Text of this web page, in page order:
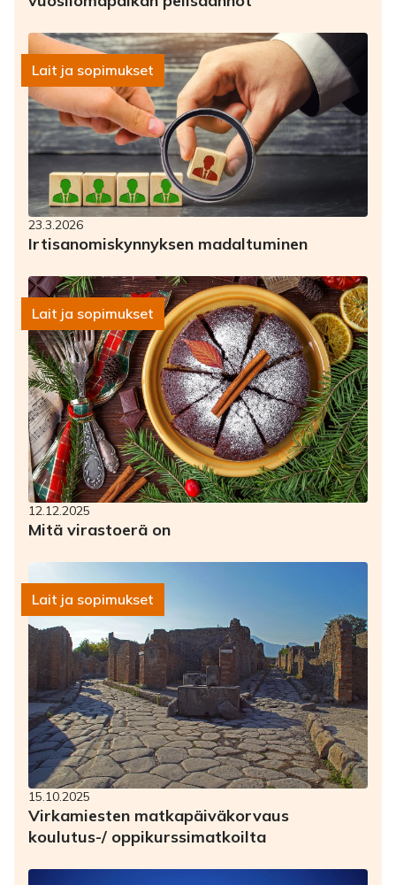
Lait ja sopimukset
23.3.2026
Irtisanomiskynnyksen madaltuminen
Lait ja sopimukset
12.12.2025
Mitä virastoerä on
Lait ja sopimukset
15.10.2025
Virkamiesten matkapäiväkorvaus
koulutus-/ oppikurssimatkoilta